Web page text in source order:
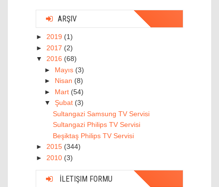
ARŞIV
► 2019 (1)
► 2017 (2)
▼ 2016 (68)
► Mayıs (3)
► Nisan (8)
► Mart (54)
▼ Şubat (3)
Sultangazi Samsung TV Servisi
Sultangazi Philips TV Servisi
Beşiktaş Philips TV Servisi
► 2015 (344)
► 2010 (3)
İLETIŞIM FORMU